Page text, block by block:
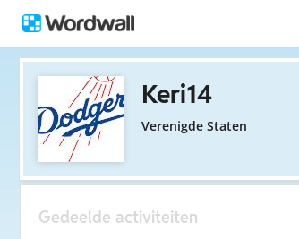
Keri14
Verenigde Staten
Gedeelde activiteiten